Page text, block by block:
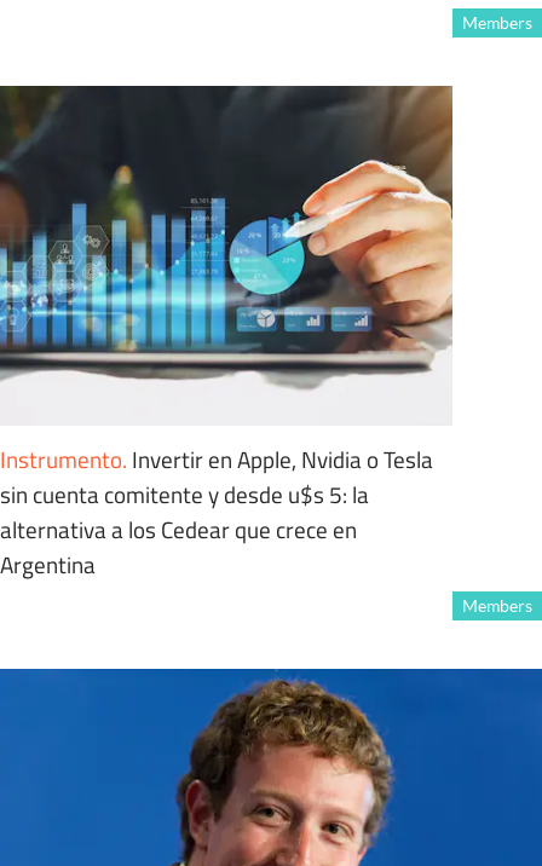
Members
Instrumento. Invertir en Apple, Nvidia o Tesla
sin cuenta comitente y desde u$s 5: la
alternativa a los Cedear que crece en
Argentina
Members